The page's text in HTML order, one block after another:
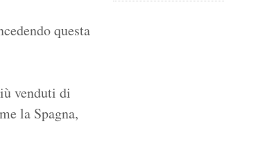
questa
venduti di
la Spagna,